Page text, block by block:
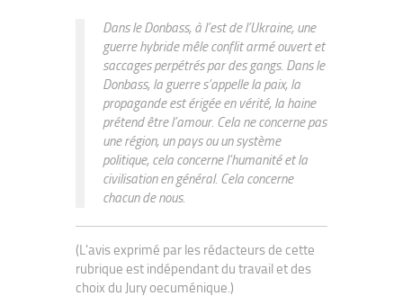
Dans le Donbass, à l’est de l’Ukraine, une
guerre hybride mêle conflit armé ouvert et
saccages perpétrés par des gangs. Dans le
Donbass, la guerre s’appelle la paix, la
propagande est érigée en vérité, la haine
prétend être l’amour. Cela ne concerne pas
une région, un pays ou un système
politique, cela concerne l’humanité et la
civilisation en général. Cela concerne
chacun de nous.
(L'avis exprimé par les rédacteurs de cette
rubrique est indépendant du travail et des
choix du Jury oecuménique.)